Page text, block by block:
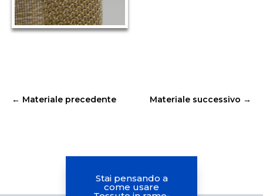
← Materiale precedente Materiale successivo →
Stai pensando a
come usare